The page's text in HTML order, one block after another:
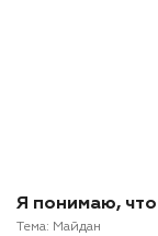
Я понимаю,
Тема: Майдан